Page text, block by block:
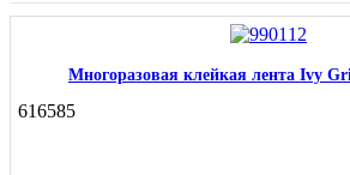
Многоразовая клейкая лента Ivy
616585